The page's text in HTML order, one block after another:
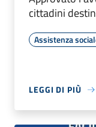
cittadini
Assistenza
LEGGI DI PIÙ